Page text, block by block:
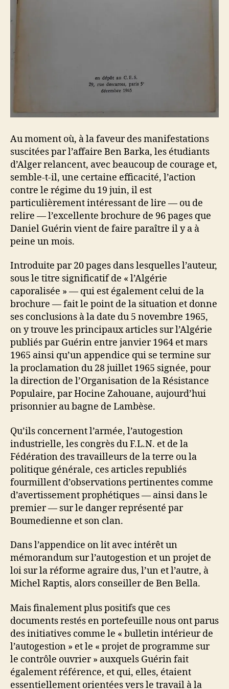
Au moment où, à la faveur des manifestations
suscitées par l’affaire Ben Barka, les étudiants
d’Alger relancent, avec beaucoup de courage et,
semble-t-il, une certaine efficacité, l’action
contre le régime du 19 juin, il est
particulièrement intéressant de lire — ou de
relire — l’excellente brochure de 96 pages que
Daniel Guérin vient de faire paraître il y a à
peine un mois.
Introduite par 20 pages dans lesquelles l’auteur,
sous le titre significatif de « l’Algérie
caporalisée » — qui est également celui de la
brochure — fait le point de la situation et donne
ses conclusions à la date du 5 novembre 1965,
on y trouve les principaux articles sur l’Algérie
publiés par Guérin entre janvier 1964 et mars
1965 ainsi qu’un appendice qui se termine sur
la proclamation du 28 juillet 1965 signée, pour
la direction de l’Organisation de la Résistance
Populaire, par Hocine Zahouane, aujourd’hui
prisonnier au bagne de Lambèse.
Qu’ils concernent l’armée, l’autogestion
industrielle, les congrès du F.L.N. et de la
Fédération des travailleurs de la terre ou la
politique générale, ces articles republiés
fourmillent d’observations pertinentes comme
d’avertissement prophétiques — ainsi dans le
premier — sur le danger représenté par
Boumedienne et son clan.
Dans l’appendice on lit avec intérêt un
mémorandum sur l’autogestion et un projet de
loi sur la réforme agraire dus, l’un et l’autre, à
Michel Raptis, alors conseiller de Ben Bella.
Mais finalement plus positifs que ces
documents restés en portefeuille nous ont parus
des initiatives comme le « bulletin intérieur de
l’autogestion » et le « projet de programme sur
le contrôle ouvrier » auxquels Guérin fait
également référence, et qui, elles, étaient
essentiellement orientées vers le travail à la